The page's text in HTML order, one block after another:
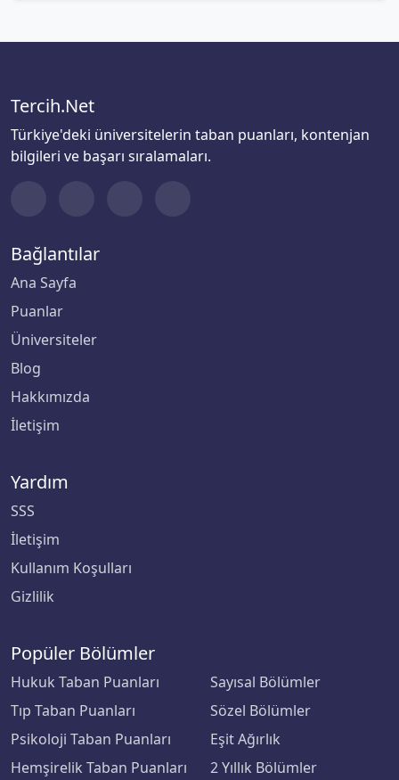
Tercih.Net
Türkiye'deki üniversitelerin taban puanları, kontenjan
bilgileri ve başarı sıralamaları.
Bağlantılar
Ana Sayfa
Puanlar
Üniversiteler
Blog
Hakkımızda
İletişim
Yardım
SSS
İletişim
Kullanım Koşulları
Gizlilik
Popüler Bölümler
Hukuk Taban Puanları
Tıp Taban Puanları
Psikoloji Taban Puanları
Hemşirelik Taban Puanları
Sayısal Bölümler
Sözel Bölümler
Eşit Ağırlık
2 Yıllık Bölümler